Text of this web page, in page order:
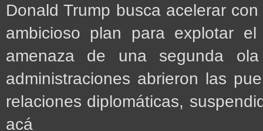
Donald Trump busca acelerar
ambicioso plan para explotar
amenaza de una segunda
administraciones abrieron las
relaciones diplomáticas,
acá